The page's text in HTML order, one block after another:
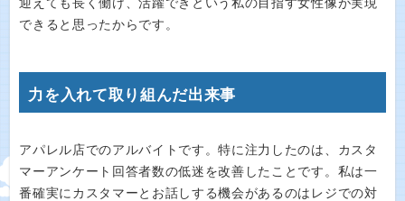
迎えても長く働け、活躍できという私の目指す女性像が実現
できると思ったからです。
力を入れて取り組んだ出来事
アパレル店でのアルバイトです。特に注力したのは、カスタ
マーアンケート回答者数の低迷を改善したことです。私は一
番確実にカスタマーとお話しする機会があるのはレジでの対